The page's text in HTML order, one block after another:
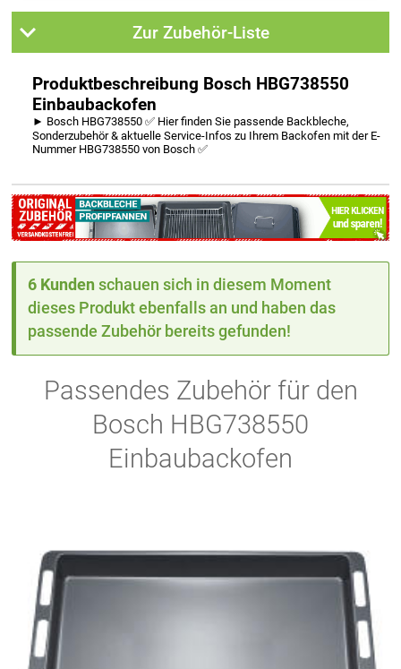
Zur Zubehör-Liste
Produktbeschreibung Bosch HBG738550
Einbaubackofen
► Bosch HBG738550 ✅ Hier finden Sie passende Backbleche,
Sonderzubehör & aktuelle Service-Infos zu Ihrem Backofen mit der E-
Nummer HBG738550 von Bosch ✅
6 Kunden schauen sich in diesem Moment
dieses Produkt ebenfalls an und haben das
passende Zubehör bereits gefunden!
Passendes Zubehör für den
Bosch HBG738550
Einbaubackofen